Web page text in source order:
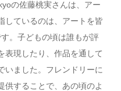
の佐藤桃実さんは、アー
しているのは、アートを皆
。子どもの頃は誰もが評
表現したり、作品を通して
いました。フレンドリーに
供することで、あの頃のよ